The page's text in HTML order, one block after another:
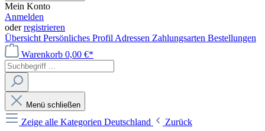
Mein Konto
Anmelden
oderregistrieren
Übersicht Persönliches Profil Adressen Zahlungsarten Bestellungen
Warenkorb 0,00 €*
Menü schließen
Zeige alle Kategorien Deutschland
Zurück